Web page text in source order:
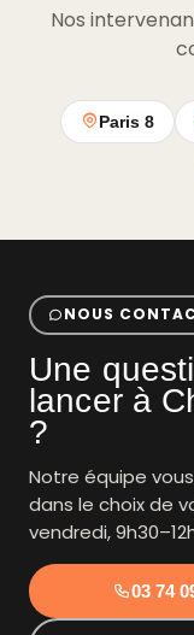
Nos
Paris 8
NOUS
Une
lancer à
?
Notre équipe
dans le choix de
vendredi,
03 74